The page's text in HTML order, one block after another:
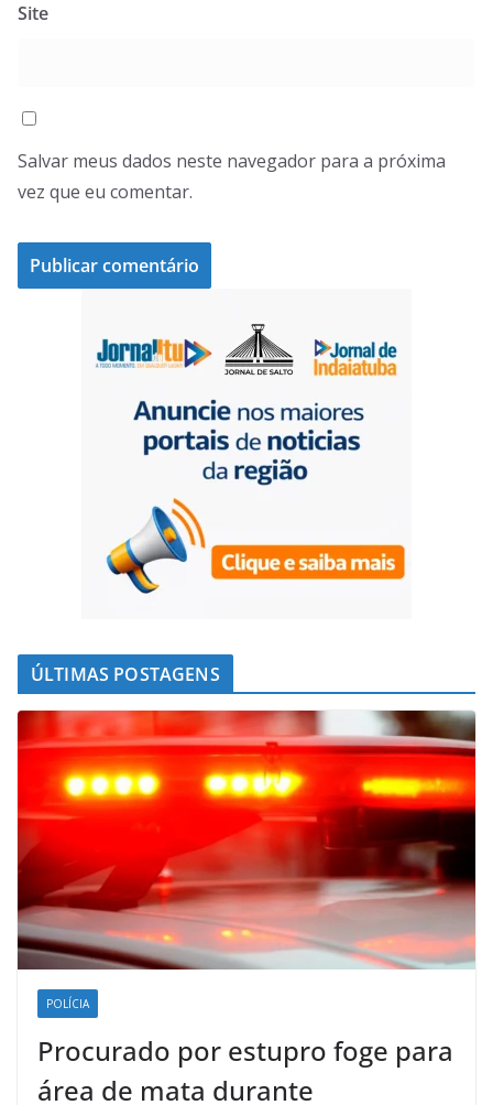
Site
Salvar meus dados neste navegador para a próxima
vez que eu comentar.
ÚLTIMAS POSTAGENS
POLÍCIA
Procurado por estupro foge para
área de mata durante